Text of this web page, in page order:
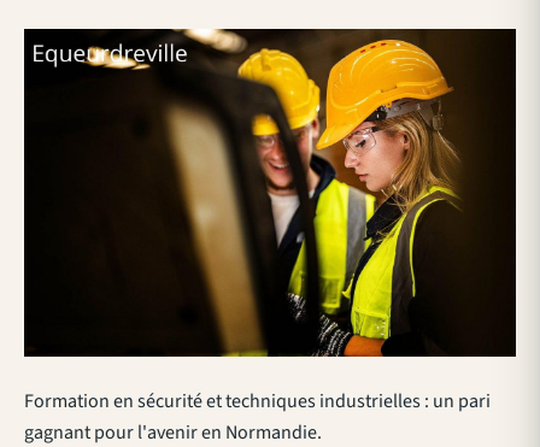
Formation en sécurité et techniques industrielles : un pari
gagnant pour l'avenir en Normandie.